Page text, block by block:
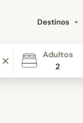
Destinos
Adultos
2